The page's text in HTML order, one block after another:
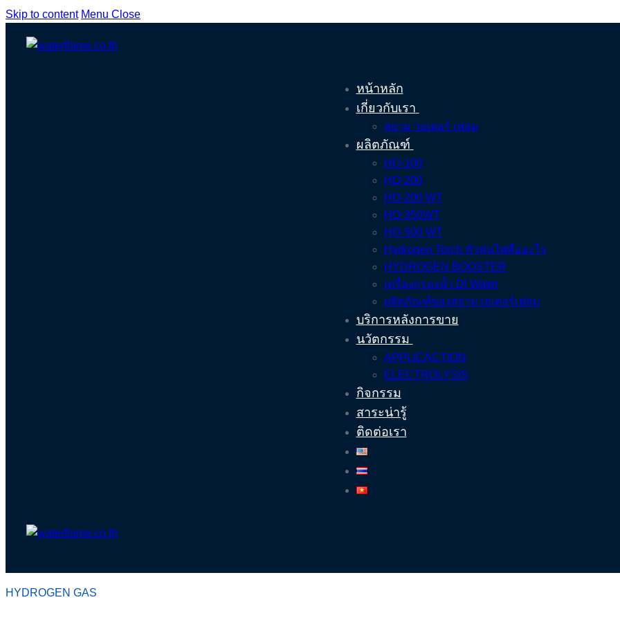
Skip to content Menu Close
หน้าหลัก
เกี่ยวกับเรา
สยาม วอเตอร์ เฟลม
ผลิตภัณฑ์
HO-100
HO-200
HO-200 WT
HO-350WT
HO-500 WT
Hydrogen Torch หัวพ่นไฟคืออะไร
HYDROGEN BOOSTER
เครื่องกรองน้ำ DI Water
ผลิตภัณฑ์ของสยามวอเตอร์เฟลม
บริการหลังการขาย
นวัตกรรม
APPLICACTION
ELECTROLYSIS
กิจกรรม
สาระน่ารู้
ติดต่อเรา
HYDROGEN GAS